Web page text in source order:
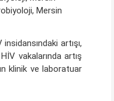
Mersin
artışı,
vakalarında artış
klinik ve laboratuar